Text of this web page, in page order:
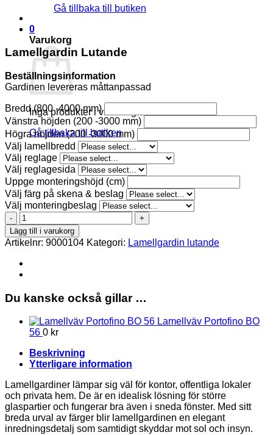
Gå tillbaka till butiken
0
Varukorg
Inga produkter i varukorgen.
Gå tillbaka till butiken
Lamellgardin Lutande
Beställningsinformation
Gardinen levereras måttanpassad
Bredd (800 -4000 mm)
Vänstra höjden (200 -3000 mm)
Högra höjden (200 -3000 mm)
Välj lamellbredd
Välj reglage
Välj reglagesida
Uppge monteringshöjd (cm)
Välj färg på skena & beslag
Välj monteringbeslag
PORTOFINO
C
BO
56
Lamellgardin
Lutande
Lägg till i varukorg
Artikelnr: 9000104 Kategori: Lamellgardin lutande
Du kanske också gillar …
Lamellväv Portofino BO
56 0 kr
Beskrivning
Ytterligare information
Lamellgardiner lämpar sig väl för kontor, offentliga lokaler
och privata hem. De är en idealisk lösning för större
glaspartier och fungerar bra även i sneda fönster. Med sitt
breda urval av färger blir lamellgardinen en elegant
inredningsdetalj som samtidigt skyddar mot sol och insyn.